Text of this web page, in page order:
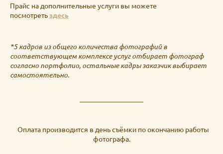
Прайс на дополнительные услуги вы можете
посмотретьздесь
*5 кадров из общего количества фотографий в
соответствующем комплексе услуг отбирает фотограф
согласно портфолио, остальные кадры заказчик выбирает
самостоятельно.
Оплата производится в день съёмки по окончанию работы
фотографа.